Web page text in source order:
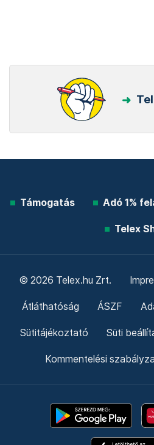
Támogatás Adó 1%
Telex
© 2026 Telex.hu Zrt.
Átláthatóság ÁSZF
Sütitájékoztató Süti
Kommentelési